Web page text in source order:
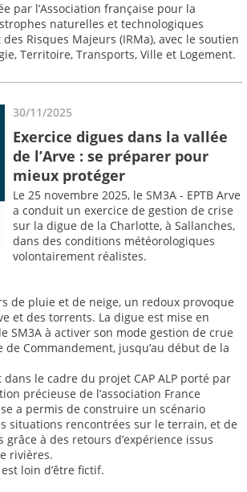
par l’Association française pour la
naturelles et technologiques
des Risques Majeurs (IRMa), avec le soutien
Territoire, Transports, Ville et Logement.
30/11/2025
Exercice digues dans la vallée
de l’Arve : se préparer pour
mieux protéger
Le 25 novembre 2025, le SM3A - EPTB Arve
a conduit un exercice de gestion de crise
sur la digue de la Charlotte, à Sallanches,
dans des conditions météorologiques
volontairement réalistes.
de pluie et de neige, un redoux provoque
et des torrents. La digue est mise en
SM3A à activer son mode gestion de crue
de Commandement, jusqu’au début de la
dans le cadre du projet CAP ALP porté par
précieuse de l’association France
a permis de construire un scénario
situations rencontrées sur le terrain, et de
à des retours d’expérience issus
rivières.
loin d’être fictif.